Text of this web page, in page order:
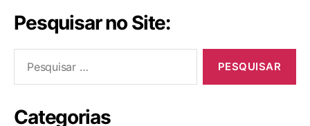
Pesquisar no Site:
por:
Categorias